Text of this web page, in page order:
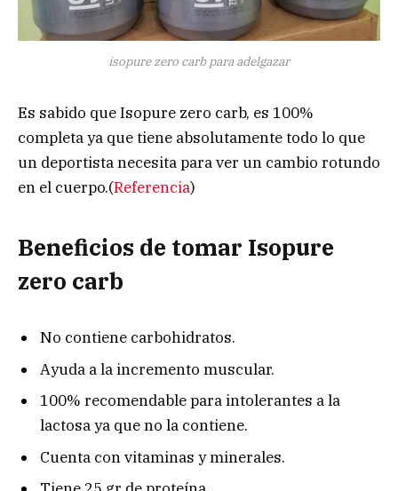
isopure zero carb para adelgazar
Es sabido que Isopure zero carb, es 100%
completa ya que tiene absolutamente todo lo que
un deportista necesita para ver un cambio rotundo
en el cuerpo.(Referencia)
Beneficios de tomar Isopure
zero carb
No contiene carbohidratos.
Ayuda a la incremento muscular.
100% recomendable para intolerantes a la
lactosa ya que no la contiene.
Cuenta con vitaminas y minerales.